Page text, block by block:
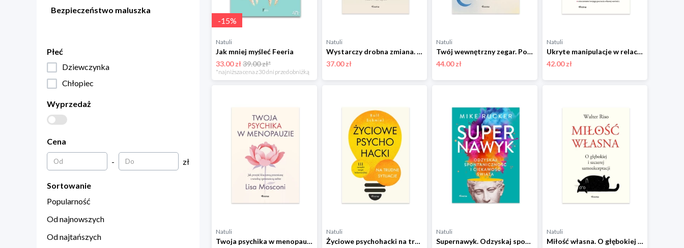
Bezpieczeństwo maluszka
Płeć
Dziewczynka
Chłopiec
Wyprzedaż
Cena
- zł
Sortowanie
Popularność
Od najnowszych
Od najtańszych
-15%
Natuli
Jak mniej myśleć Feeria
33.00 zł39.00 zł*
*najniższa cena z 30 dni przed obniżką
Natuli
Wystarczy drobna zmiana. Proste sposoby na lepsze i zdrowsze życie Feeria
37.00 zł
Natuli
Twój wewnętrzny zegar. Popraw zdrowie, sen i dietę w zgodzie z nauką Feeria
44.00 zł
Natuli
Ukryte manipulacje w relacjach Feeria
42.00 zł
Natuli
Twoja psychika w menopauzie. Jak przejść kluczową przemianę z wiedzą i pewnością siebie Feeria
Natuli
Życiowe psychohacki na trudne sytuacje Feeria
Natuli
Supernawyk. Odzyskaj spontaniczność i ciekawość świata Feeria
Natuli
Miłość własna. O głębokiej i szczerej samoakceptacji Feeria